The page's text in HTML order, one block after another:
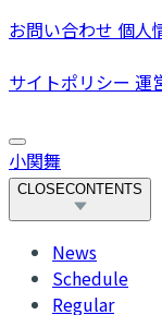
お問い合わせ 個人
サイトポリシー 運
小関舞
CLOSECONTENTS
News
Schedule
Regular